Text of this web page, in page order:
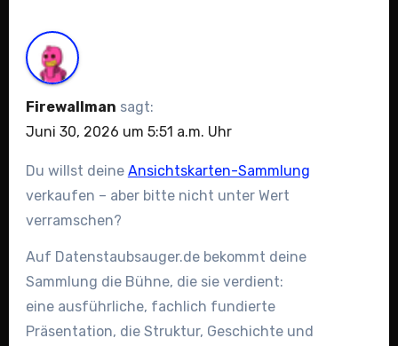
Firewallman sagt:
Juni 30, 2026 um 5:51 a.m. Uhr
Du willst deine Ansichtskarten-Sammlung
verkaufen – aber bitte nicht unter Wert
verramschen?
Auf Datenstaubsauger.de bekommt deine
Sammlung die Bühne, die sie verdient:
eine ausführliche, fachlich fundierte
Präsentation, die Struktur, Geschichte und